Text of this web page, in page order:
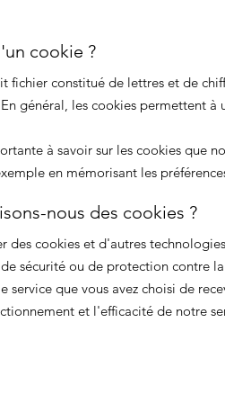
cookie ?
fichier constitué de lettres et de
général, les cookies permettent
à savoir sur les cookies que
en mémorisant les
nous des cookies ?
des cookies et d'autres
sécurité ou de protection contre
service que vous avez choisi de
et l'efficacité de notre